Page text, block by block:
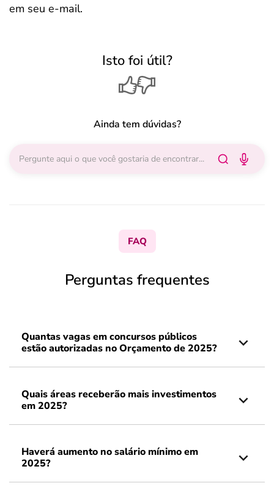
em seu e-mail.
Isto foi útil?
Ainda tem dúvidas?
FAQ
Perguntas frequentes
Quantas vagas em concursos públicos
estão autorizadas no Orçamento de 2025?
Quais áreas receberão mais investimentos
em 2025?
Haverá aumento no salário mínimo em
2025?